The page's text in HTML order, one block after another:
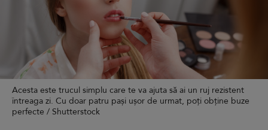
Acesta este trucul simplu care te va ajuta să ai un ruj rezistent
întreaga zi. Cu doar patru pași ușor de urmat, poți obține buze
perfecte / Shutterstock